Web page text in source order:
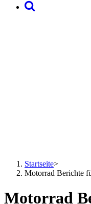
Startseite>
Motorrad Berichte
Motorrad